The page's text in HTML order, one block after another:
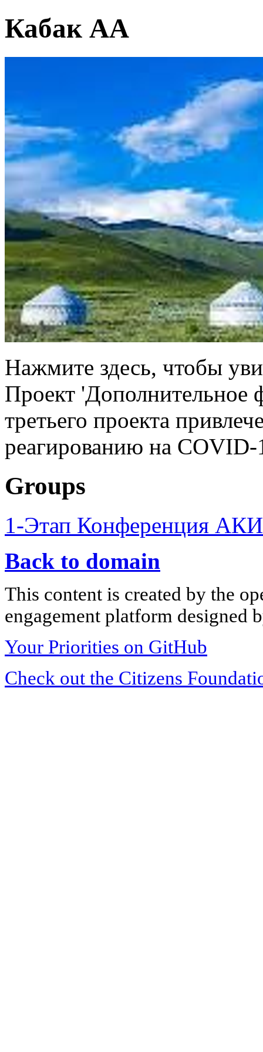
Кабак АА
Нажмите здесь, чтобы
Проект 'Дополнительное
третьего проекта
реагированию на COVID-
Groups
1-Этап Конференция
Back to domain
This content is created by the
engagement platform designed
Your Priorities on GitHub
Check out the Citizens